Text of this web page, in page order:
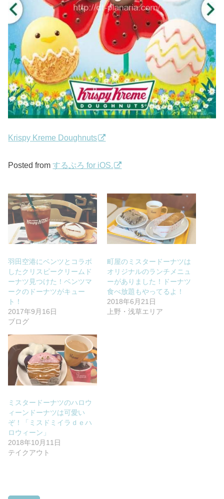
Krispy Kreme Doughnuts
Posted fromするぷろ for iOS.
羽田空港にベンツとコラボ
したクリスピークリームド
ーナツ見つけた！ベンツマ
ークのドーナツがキュー
ト！
2017年9月16日
ブログ
町屋のミスタードーナツは
オリジナルのランチメニュ
ーがありました！ドーナツ
食べ放題もやってるよ！
2018年6月21日
上野・浅草エリア
ミスタードーナツのハロウ
ィーンドーナツは可愛い
ぞ！「ミスドミイラｄｅハ
ロウィーン」
2018年10月11日
テイクアウト